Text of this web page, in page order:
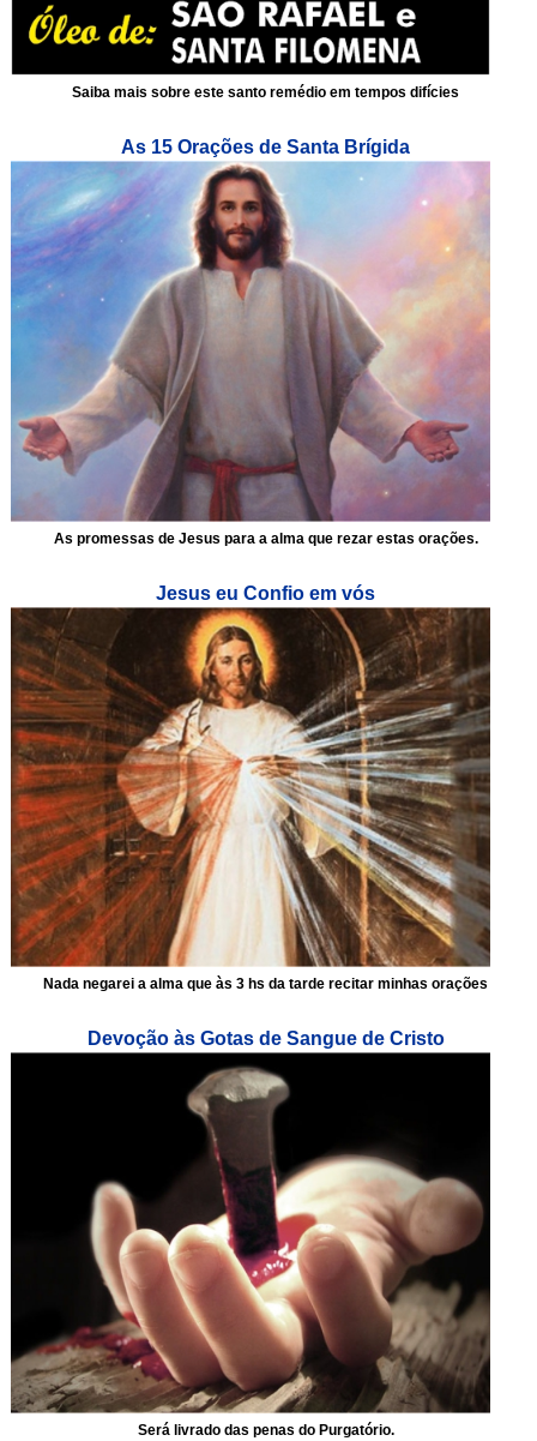
Saiba mais sobre este santo remédio em tempos difícies
As 15 Orações de Santa Brígida
As promessas de Jesus para a alma que rezar estas orações.
Jesus eu Confio em vós
Nada negarei a alma que às 3 hs da tarde recitar minhas orações
Devoção às Gotas de Sangue de Cristo
Será livrado das penas do Purgatório.